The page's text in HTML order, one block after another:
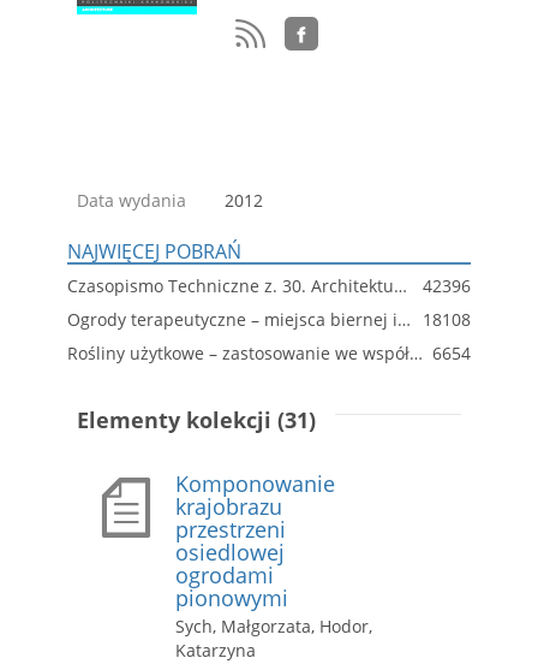
Data wydania 2012
NAJWIĘCEJ POBRAŃ
Czasopismo Techniczne z. 30. Architektura z. 8-A
42396
Ogrody terapeutyczne – miejsca biernej i czynnej „zielonej terapii”
18108
Rośliny użytkowe – zastosowanie we współczesnej architekturze krajobrazu 6654
Elementy kolekcji (31)
Komponowanie
krajobrazu
przestrzeni
osiedlowej
ogrodami
pionowymi
Sych, Małgorzata, Hodor,
Katarzyna